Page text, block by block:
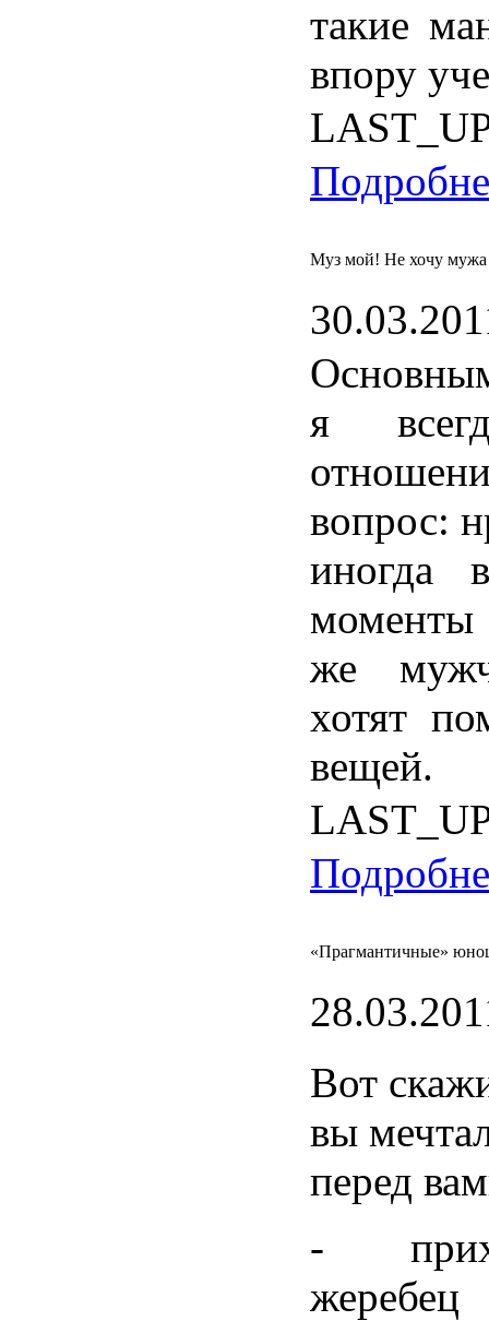
такие
впору
Муз мой! Не хочу мужа
я
вопрос:
иногда
моменты
же
хотят
вещей.
«Прагмантичные»
Вот
вы
перед
-
жеребец